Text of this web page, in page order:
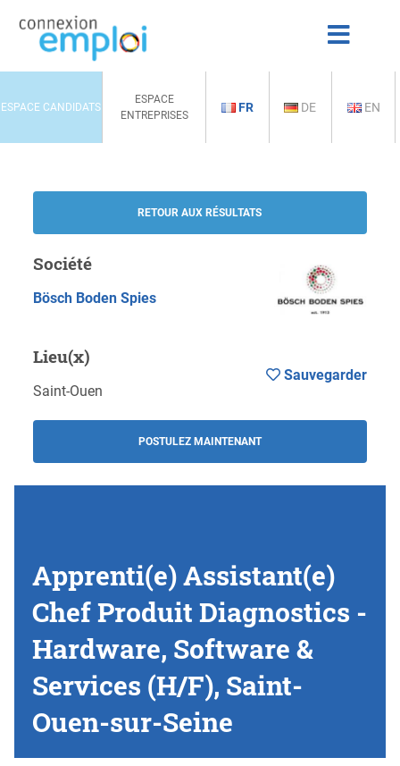
ESPACE CANDIDATS
ESPACE
ENTREPRISES
FR DE EN
RETOUR AUX RÉSULTATS
Société
Bösch Boden Spies
Lieu(x)
Saint-Ouen
POSTULEZ MAINTENANT
Sauvegarder
Apprenti(e) Assistant(e)
Chef Produit Diagnostics -
Hardware, Software &
Services (H/F), Saint-
Ouen-sur-Seine